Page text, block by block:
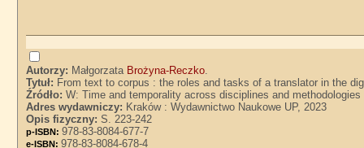
Autorzy: Małgorzata Brożyna-Reczko.
Tytuł: From text to corpus : the roles and tasks of a translator in the
Źródło:W: Time and temporality across disciplines and
Adres wydawniczy: Kraków : Wydawnictwo Naukowe UP, 2023
Opis fizyczny:S. 223-242
p-ISBN:978-83-8084-677-7
e-ISBN:978-83-8084-678-4